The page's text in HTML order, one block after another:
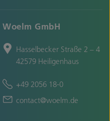
Woelm GmbH
Hasselbecker Straße 2 – 4
42579 Heiligenhaus
+49 2056 18-0
contact@woelm.de